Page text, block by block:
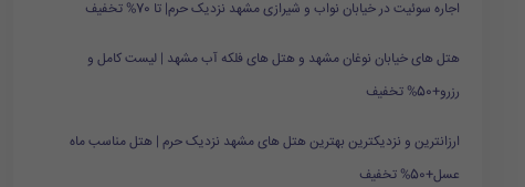
اجاره سوئیت در خیابان نواب و شیرازی مشهد نزدیک حرم| تا 70% تخفیف
هتل های خیابان نوغان مشهد و هتل های فلکه آب مشهد | لیست کامل و
رزرو+50% تخفیف
ارزانترین و نزدیکترین بهترین هتل های مشهد نزدیک حرم | هتل مناسب ماه
عسل+50% تخفیف